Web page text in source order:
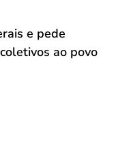
e pede
ao povo